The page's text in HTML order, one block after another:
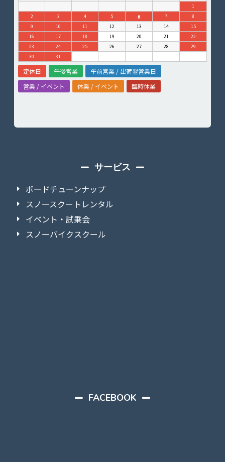
1
2
3 4 5 6 7
8
9
10 11 12 13 14
15
16
17 18 19 20 21
22
23
24 25 26 27 28
29
30
31
定休日 午後営業
午前営業 / 出荷翌営業日
営業 / イベント
休業 / イベント 臨時休業
サービス
ボードチューンナップ
スノースクートレンタル
イベント・試乗会
スノーバイクスクール
FACEBOOK